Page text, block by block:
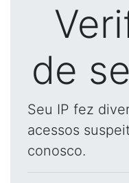
de
Seu IP fez
acessos
conosco.